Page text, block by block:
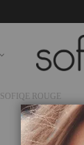
SOFIQE ROUGE